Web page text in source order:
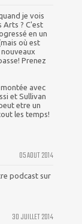
je vois
Arts ? C'est
en un
où est
Prenez
avec
et Sullivan
etre un
les temps!
05 AOUT 2014
podcast sur
30 JUILLET 2014